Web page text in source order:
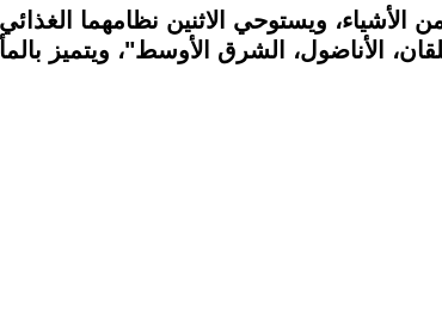
الأشياء، ويستوحي الاثنين نظامهما
الأناضول، الشرق الأوسط"، ويتميز